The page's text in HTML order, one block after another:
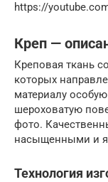
https://
Креп —
Креповая ткань
которых
материалу
шероховатую
фото.
насыщенными и
Технология